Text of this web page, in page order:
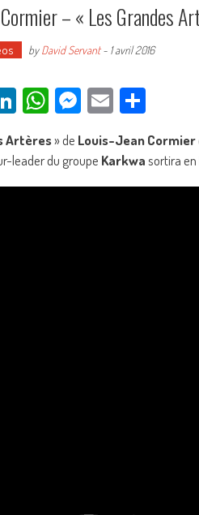
– « Les Grandes
byDavid Servant- 1 avril 2016
LinkedIn
WhatsApp
Messenger
Email
Artères» de Louis-Jean Cormier
leader du groupe Karkwasortira en